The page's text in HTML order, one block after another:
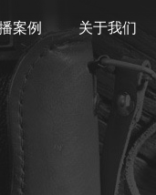
案例 关于我们